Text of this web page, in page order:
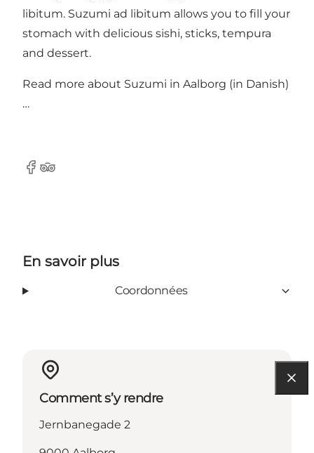
libitum. Suzumi ad libitum allows you to fill your
stomach with delicious sishi, sticks, tempura
and dessert.
Read more about Suzumi in Aalborg (in Danish)
…
Facebook
Tripadvisor
En savoir plus
Coordonnées
Comment s’y rendre
Jernbanegade 2